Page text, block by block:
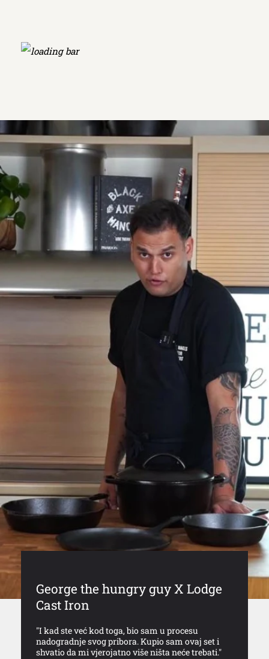
George the hungry guy X Lodge
Cast Iron
"I kad ste već kod toga, bio sam u procesu
nadogradnje svog pribora. Kupio sam ovaj set i
shvatio da mi vjerojatno više ništa neće trebati."